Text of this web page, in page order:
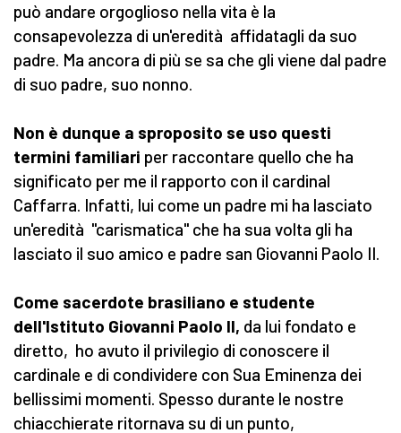
può andare orgoglioso nella vita è la
consapevolezza di un'eredità affidatagli da suo
padre. Ma ancora di più se sa che gli viene dal padre
di suo padre, suo nonno.
Non è dunque a sproposito se uso questi
termini familiari per raccontare quello che ha
significato per me il rapporto con il cardinal
Caffarra. Infatti, lui come un padre mi ha lasciato
un'eredità "carismatica" che ha sua volta gli ha
lasciato il suo amico e padre san Giovanni Paolo II.
Come sacerdote brasiliano e studente
dell'Istituto Giovanni Paolo II, da lui fondato e
diretto, ho avuto il privilegio di conoscere il
cardinale e di condividere con Sua Eminenza dei
bellissimi momenti. Spesso durante le nostre
chiacchierate ritornava su di un punto,